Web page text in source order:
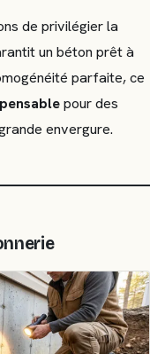
de privilégier la
un béton prêt à
parfaite, ce
pour des
envergure.